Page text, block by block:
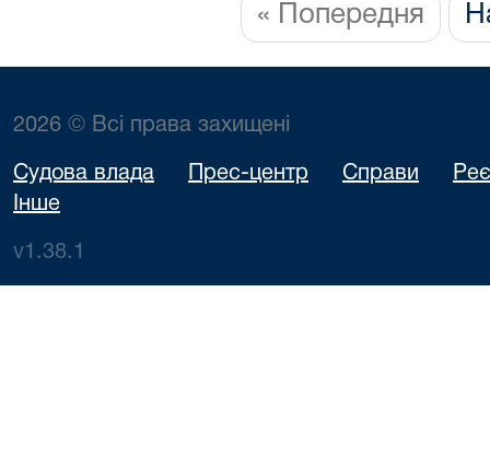
« Попередня
2026 © Всі права захищені
Судова влада Прес-центр Справи
Інше
v1.38.1